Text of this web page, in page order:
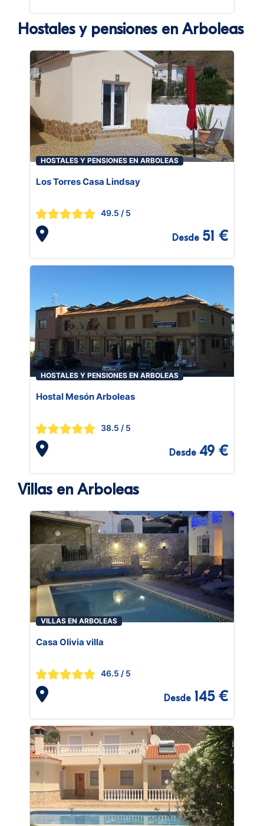
Hostales y pensiones en Arboleas
HOSTALES Y PENSIONES EN ARBOLEAS
Los Torres Casa Lindsay
49.5 / 5
Desde 51 €
HOSTALES Y PENSIONES EN ARBOLEAS
Hostal Mesón Arboleas
38.5 / 5
Desde 49 €
Villas en Arboleas
VILLAS EN ARBOLEAS
Casa Olivia villa
46.5 / 5
Desde 145 €